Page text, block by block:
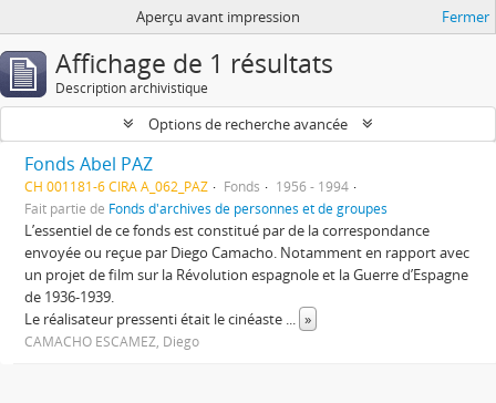
Aperçu avant impression Fermer
Affichage de 1 résultats
Description archivistique
Options de recherche avancée
Fonds Abel PAZ
CH 001181-6 CIRA A_062_PAZ Fonds
1956 - 1994
Fait partie de Fonds d'archives de personnes et de groupes
L’essentiel de ce fonds est constitué par de la correspondance
envoyée ou reçue par Diego Camacho. Notamment en rapport avec
un projet de film sur la Révolution espagnole et la Guerre d’Espagne
de 1936-1939.
Le réalisateur pressenti était le cinéaste ... »
CAMACHO ESCAMEZ, Diego